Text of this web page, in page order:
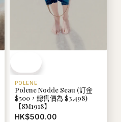
POLENE
Polene Nodde Seau (訂金
$500，總售價為 $3,498)
【SM1918】
HK$500.00